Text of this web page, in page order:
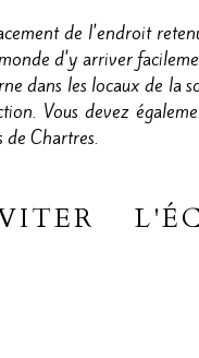
de l'endroit
d'y arriver
dans les locaux de la
Vous devez
de Chartres.